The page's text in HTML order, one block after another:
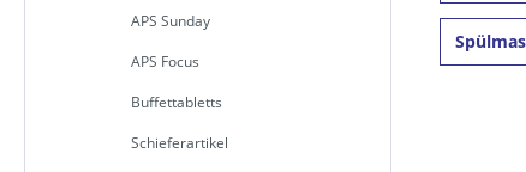
APS Sunday
APS Focus
Buffettabletts
Schieferartikel